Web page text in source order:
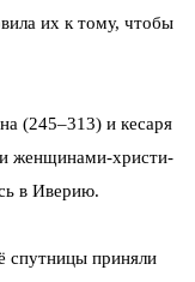
их к тому, чтобы
(245–313) и кесаря
женщинами-христи­
в Иверию.
спутницы приняли